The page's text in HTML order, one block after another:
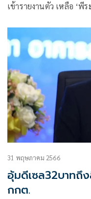
เข้ารายงานตัว เหลือ ‘พี
31 พฤษภาคม 2566
อุ้มดีเซล32บาทถึงสิ้นปี พลังงา
กกต.